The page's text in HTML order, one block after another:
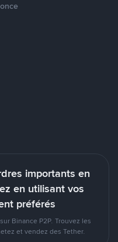
importants en
en utilisant vos
préférés
Binance P2P. Trouvez les
et vendez des Tether.